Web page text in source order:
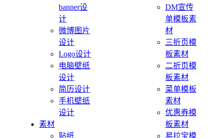
banner设
计
微博图片
设计
Logo设计
电脑壁纸
设计
简历设计
手机壁纸
设计
素材
贴纸
DM宣传
单模板素
材
三折页模
板素材
二折页模
板素材
菜单模板
素材
优惠券模
板素材
易拉宝模